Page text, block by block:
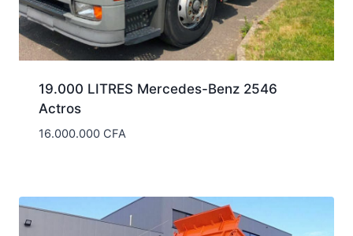
19.000 LITRES Mercedes-Benz 2546
Actros
16.000.000 CFA